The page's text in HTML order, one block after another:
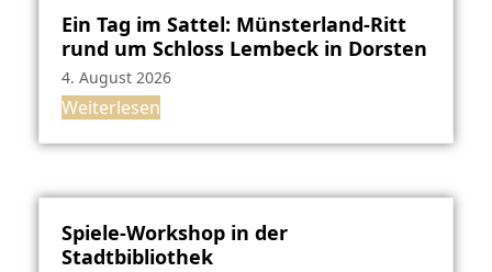
Ein Tag im Sattel: Münsterland-Ritt
rund um Schloss Lembeck in Dorsten
4. August 2026
Weiterlesen
Spiele-Workshop in der
Stadtbibliothek